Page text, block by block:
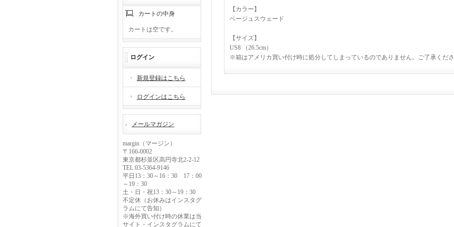
カートの中身
カートは空です。
ログイン
新規登録はこちら
ログインはこちら
メールマガジン
margin（マージン）
〒166-0002
東京都杉並区高円寺北2-2-12
TEL 03-5364-9146
平日13：30～16：30 17：00
～19：30
土・日・祝13：30～19：30
不定休（お休みはインスタグ
ラムにて告知）
※海外買い付け時の休業は当
サイト・インスタグラムにて
【カラー】
ベージュスウェード
【サイズ】
US8 （26.5cm）
※箱はアメリカ買い付け時に処分してしまっているのでありません。ご了承くだ